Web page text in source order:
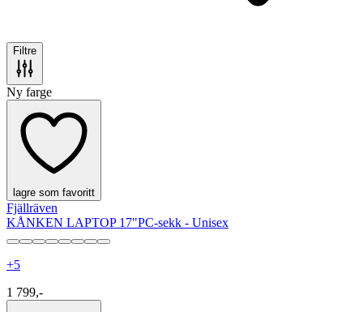
Filtre
Ny farge
lagre som favoritt
Fjällräven
KÅNKEN LAPTOP 17"PC-sekk - Unisex
+5
1 799,-